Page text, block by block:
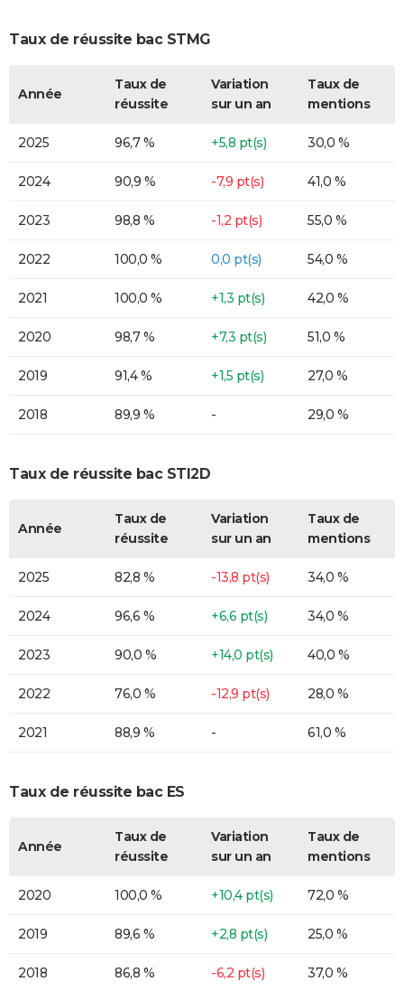
Taux de réussite bac STMG
Année
Taux de
réussite
Variation
sur un an
Taux de
mentions
2025 96,7 % +5,8 pt(s) 30,0 %
2024 90,9 % -7,9 pt(s) 41,0 %
2023 98,8 % -1,2 pt(s) 55,0 %
2022 100,0 % 0,0 pt(s) 54,0 %
2021 100,0 % +1,3 pt(s) 42,0 %
2020 98,7 % +7,3 pt(s) 51,0 %
2019 91,4 % +1,5 pt(s) 27,0 %
2018 89,9 % - 29,0 %
Taux de réussite bac STI2D
Année
Taux de
réussite
Variation
sur un an
Taux de
mentions
2025 82,8 % -13,8 pt(s) 34,0 %
2024 96,6 % +6,6 pt(s) 34,0 %
2023 90,0 % +14,0 pt(s) 40,0 %
2022 76,0 % -12,9 pt(s) 28,0 %
2021 88,9 % - 61,0 %
Taux de réussite bac ES
Année
Taux de
réussite
Variation
sur un an
Taux de
mentions
2020 100,0 % +10,4 pt(s) 72,0 %
2019 89,6 % +2,8 pt(s) 25,0 %
2018 86,8 % -6,2 pt(s) 37,0 %